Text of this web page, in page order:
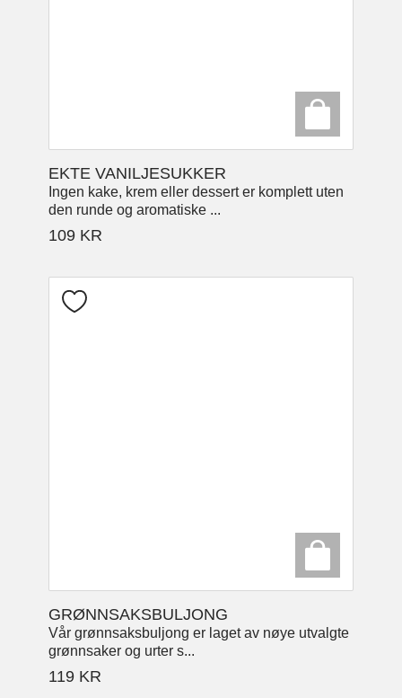
EKTE VANILJESUKKER
Ingen kake, krem eller dessert er komplett uten
den runde og aromatiske ...
109 KR
GRØNNSAKSBULJONG
Vår grønnsaksbuljong er laget av nøye utvalgte
grønnsaker og urter s...
119 KR